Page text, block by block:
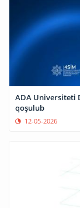
ADA Universiteti
qoşulub
12-05-2026